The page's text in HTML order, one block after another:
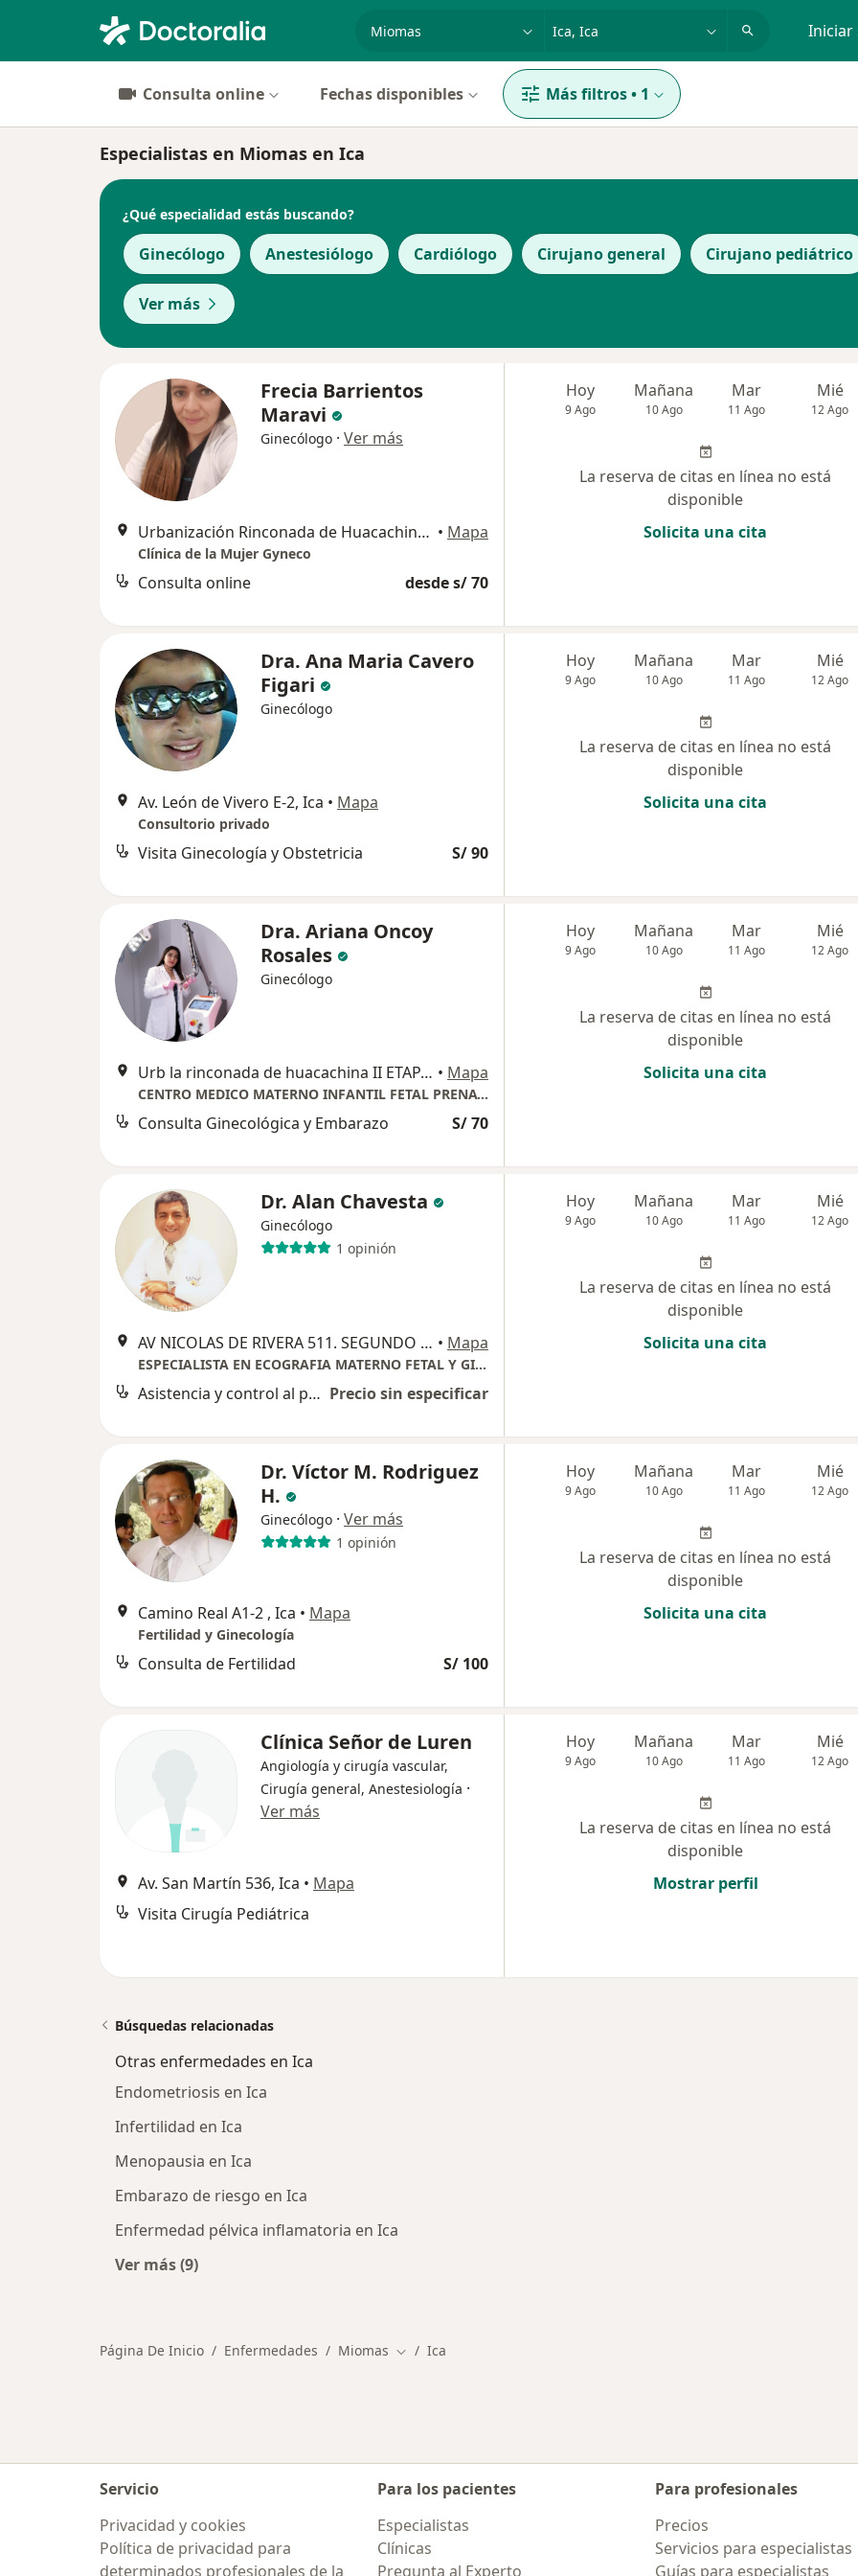
Iniciar
Consulta online Fechas disponibles Más filtros• 1
Especialistas en Miomas en Ica
¿Qué especialidad estás buscando?
Ginecólogo Anestesiólogo Cardiólogo Cirujano general Cirujano pediátrico
Ver más
Frecia Barrientos
Maravi
Ginecólogo · Ver más
Urbanización Rinconada de Huacachina II etapa F9, Ica • Mapa
Clínica de la Mujer Gyneco
Consulta online desde s/ 70
Hoy
9 Ago
Mañana
10 Ago
Mar
11 Ago
Mié
12 Ago
La reserva de citas en línea no está
disponible
Solicita una cita
Dra. Ana Maria Cavero
Figari
Ginecólogo
Av. León de Vivero E-2, Ica • Mapa
Consultorio privado
Visita Ginecología y Obstetricia S/ 90
Hoy
9 Ago
Mañana
10 Ago
Mar
11 Ago
Mié
12 Ago
La reserva de citas en línea no está
disponible
Solicita una cita
Dra. Ariana Oncoy
Rosales
Ginecólogo
Urb la rinconada de huacachina II ETAPA / MZA F -13, Ica • Mapa
CENTRO MEDICO MATERNO INFANTIL FETAL PRENATALIA
Consulta Ginecológica y Embarazo S/ 70
Hoy
9 Ago
Mañana
10 Ago
Mar
11 Ago
Mié
12 Ago
La reserva de citas en línea no está
disponible
Solicita una cita
Dr. Alan Chavesta
Ginecólogo
1 opinión
AV NICOLAS DE RIVERA 511. SEGUNDO PISO. CLÍNICA OPTIMA VISIÓN., Ica • Mapa
ESPECIALISTA EN ECOGRAFIA MATERNO FETAL Y GINECÓLOGIA
Asistencia y control al parto Precio sin especificar
Hoy
9 Ago
Mañana
10 Ago
Mar
11 Ago
Mié
12 Ago
La reserva de citas en línea no está
disponible
Solicita una cita
Dr. Víctor M. Rodriguez
H.
Ginecólogo · Ver más
1 opinión
Camino Real A1-2 , Ica • Mapa
Fertilidad y Ginecología
Consulta de Fertilidad S/ 100
Hoy
9 Ago
Mañana
10 Ago
Mar
11 Ago
Mié
12 Ago
La reserva de citas en línea no está
disponible
Solicita una cita
Clínica Señor de Luren
Angiología y cirugía vascular,
Cirugía general, Anestesiología ·
Ver más
Av. San Martín 536, Ica • Mapa
Visita Cirugía Pediátrica
Hoy
9 Ago
Mañana
10 Ago
Mar
11 Ago
Mié
12 Ago
La reserva de citas en línea no está
disponible
Mostrar perfil
Búsquedas relacionadas
Otras enfermedades en Ica
Endometriosis en Ica
Infertilidad en Ica
Menopausia en Ica
Embarazo de riesgo en Ica
Enfermedad pélvica inflamatoria en Ica
Ver más (9)
Página De Inicio Enfermedades Miomas Cambiar de ciudad
Ica
Servicio
Privacidad y cookies
Política de privacidad para
determinados profesionales de la
Para los pacientes
Especialistas
Clínicas
Pregunta al Experto
Para profesionales
Precios
Servicios para especialistas
Guías para especialistas